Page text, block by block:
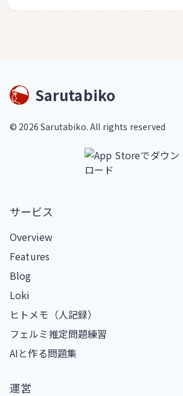
Sarutabiko
© 2026 Sarutabiko. All rights reserved
サービス
Overview
Features
Blog
Loki
ヒトメモ（人記録）
フェルミ推定問題練習
AIと作る問題集
運営